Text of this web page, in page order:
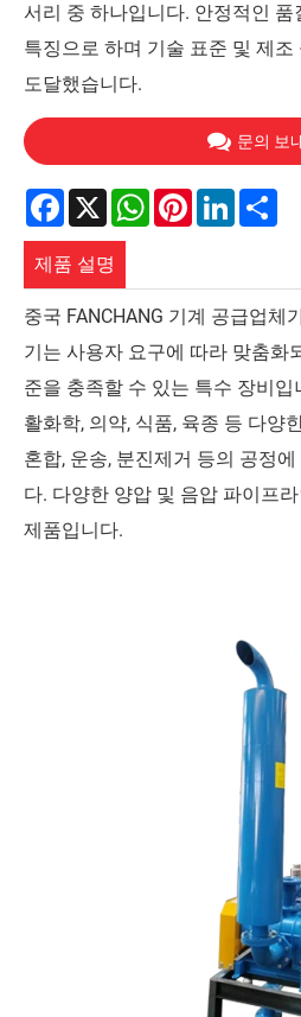
서리 중 하나입니다. 안정적인 품
특징으로 하며 기술 표준 및 제조
도달했습니다.
문의 보
Facebook
X WhatsApp
PinterestLinkedIn
제품 설명
중국 FANCHANG 기계 공급업체
기는 사용자 요구에 따라 맞춤화
준을 충족할 수 있는 특수 장비입
활화학, 의약, 식품, 육종 등 다양
혼합, 운송, 분진제거 등의 공정
다. 다양한 양압 및 음압 파이프
제품입니다.